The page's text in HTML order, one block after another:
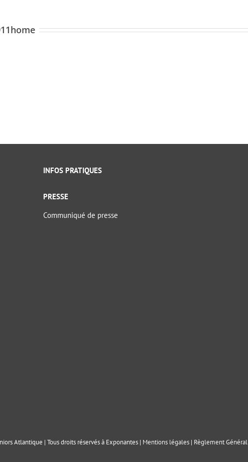
INFOS PRATIQUES
PRESSE
Communiqué de presse
Atlantique | Tous droits réservés à Exponantes | Mentions légales | Règlement